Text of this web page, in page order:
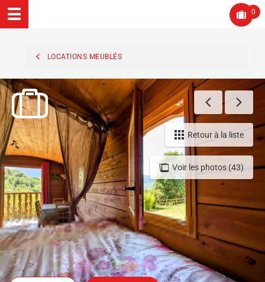
0
LOCATIONS MEUBLÉS
Voir les photos (43)
Retour à la liste